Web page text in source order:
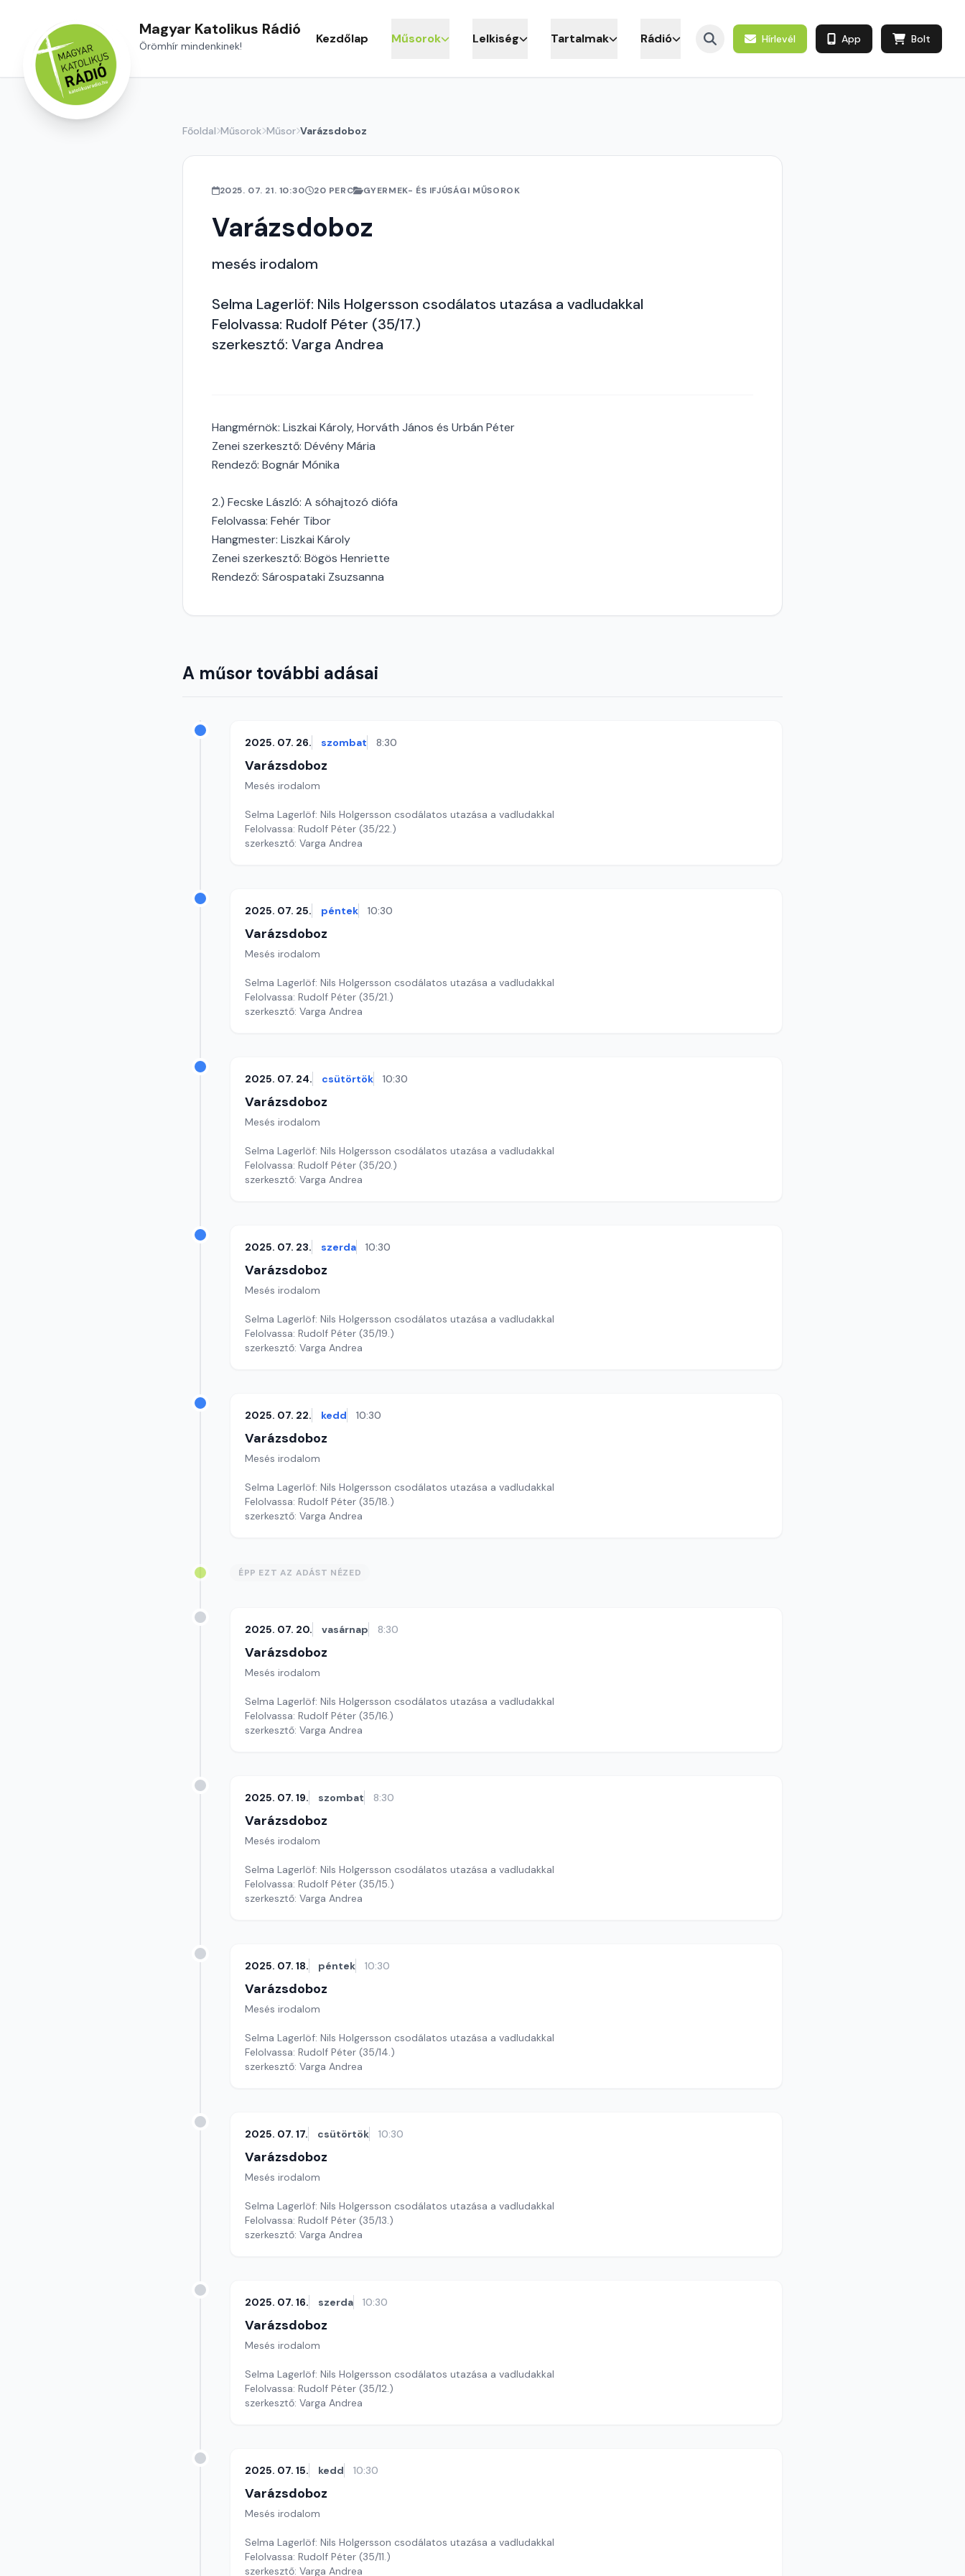
Magyar Katolikus Rádió
Örömhír mindenkinek! Kezdőlap Műsorok Lelkiség Tartalmak Rádió Hírlevél App Bolt
Főoldal Műsorok Műsor Varázsdoboz
2025. 07. 21. 10:30 20 PERC GYERMEK- ÉS IFJÚSÁGI MŰSOROK
Varázsdoboz
mesés irodalom
Selma Lagerlöf: Nils Holgersson csodálatos utazása a vadludakkal
Felolvassa: Rudolf Péter (35/17.)
szerkesztő: Varga Andrea
Hangmérnök: Liszkai Károly, Horváth János és Urbán Péter
Zenei szerkesztő: Dévény Mária
Rendező: Bognár Mónika
2.) Fecske László: A sóhajtozó diófa
Felolvassa: Fehér Tibor
Hangmester: Liszkai Károly
Zenei szerkesztő: Bögös Henriette
Rendező: Sárospataki Zsuzsanna
A műsor további adásai
2025. 07. 26. szombat 8:30
Varázsdoboz
Mesés irodalom
Selma Lagerlöf: Nils Holgersson csodálatos utazása a vadludakkal
Felolvassa: Rudolf Péter (35/22.)
szerkesztő: Varga Andrea
2025. 07. 25. péntek 10:30
Varázsdoboz
Mesés irodalom
Selma Lagerlöf: Nils Holgersson csodálatos utazása a vadludakkal
Felolvassa: Rudolf Péter (35/21.)
szerkesztő: Varga Andrea
2025. 07. 24. csütörtök 10:30
Varázsdoboz
Mesés irodalom
Selma Lagerlöf: Nils Holgersson csodálatos utazása a vadludakkal
Felolvassa: Rudolf Péter (35/20.)
szerkesztő: Varga Andrea
2025. 07. 23. szerda 10:30
Varázsdoboz
Mesés irodalom
Selma Lagerlöf: Nils Holgersson csodálatos utazása a vadludakkal
Felolvassa: Rudolf Péter (35/19.)
szerkesztő: Varga Andrea
2025. 07. 22. kedd 10:30
Varázsdoboz
Mesés irodalom
Selma Lagerlöf: Nils Holgersson csodálatos utazása a vadludakkal
Felolvassa: Rudolf Péter (35/18.)
szerkesztő: Varga Andrea
ÉPP EZT AZ ADÁST NÉZED
2025. 07. 20. vasárnap 8:30
Varázsdoboz
Mesés irodalom
Selma Lagerlöf: Nils Holgersson csodálatos utazása a vadludakkal
Felolvassa: Rudolf Péter (35/16.)
szerkesztő: Varga Andrea
2025. 07. 19. szombat 8:30
Varázsdoboz
Mesés irodalom
Selma Lagerlöf: Nils Holgersson csodálatos utazása a vadludakkal
Felolvassa: Rudolf Péter (35/15.)
szerkesztő: Varga Andrea
2025. 07. 18. péntek 10:30
Varázsdoboz
Mesés irodalom
Selma Lagerlöf: Nils Holgersson csodálatos utazása a vadludakkal
Felolvassa: Rudolf Péter (35/14.)
szerkesztő: Varga Andrea
2025. 07. 17. csütörtök 10:30
Varázsdoboz
Mesés irodalom
Selma Lagerlöf: Nils Holgersson csodálatos utazása a vadludakkal
Felolvassa: Rudolf Péter (35/13.)
szerkesztő: Varga Andrea
2025. 07. 16. szerda 10:30
Varázsdoboz
Mesés irodalom
Selma Lagerlöf: Nils Holgersson csodálatos utazása a vadludakkal
Felolvassa: Rudolf Péter (35/12.)
szerkesztő: Varga Andrea
2025. 07. 15. kedd 10:30
Varázsdoboz
Mesés irodalom
Selma Lagerlöf: Nils Holgersson csodálatos utazása a vadludakkal
Felolvassa: Rudolf Péter (35/11.)
szerkesztő: Varga Andrea